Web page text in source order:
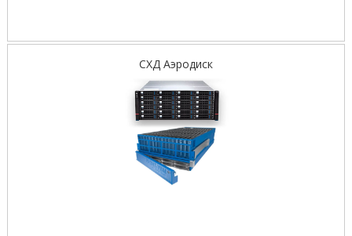
СХД Аэродиск